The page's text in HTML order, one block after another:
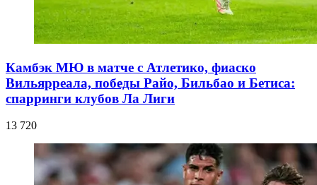
Камбэк МЮ в матче с Атлетико, фиаско
Вильярреала, победы Райо, Бильбао и Бетиса:
спарринги клубов Ла Лиги
13 720